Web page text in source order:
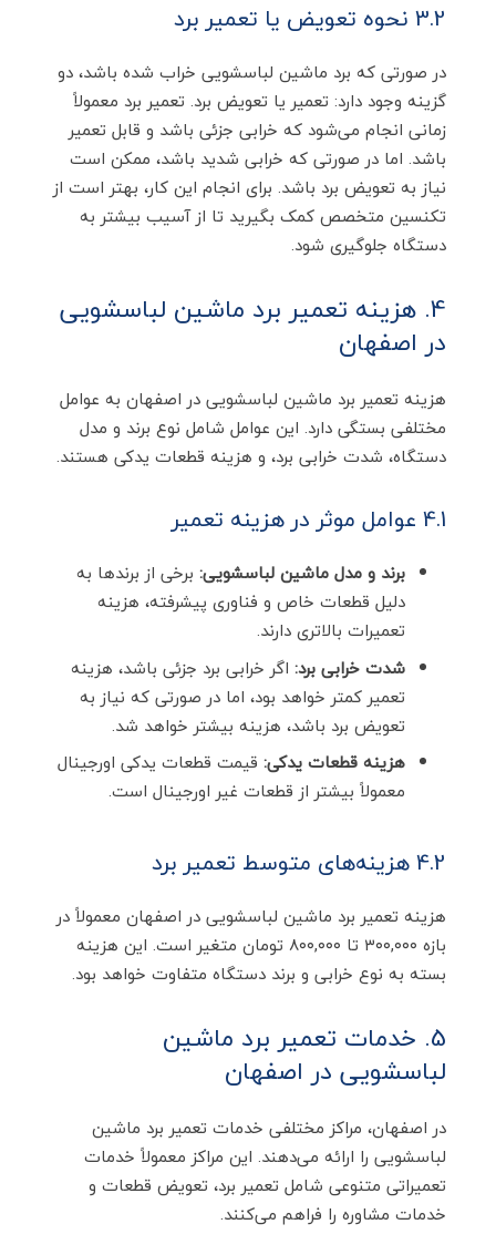
3.2 نحوه تعویض یا تعمیر برد
در صورتی که برد ماشین لباسشویی خراب شده باشد، دو
گزینه وجود دارد: تعمیر یا تعویض برد. تعمیر برد معمولاً
زمانی انجام می‌شود که خرابی جزئی باشد و قابل تعمیر
باشد. اما در صورتی که خرابی شدید باشد، ممکن است
نیاز به تعویض برد باشد. برای انجام این کار، بهتر است از
تکنسین متخصص کمک بگیرید تا از آسیب بیشتر به
دستگاه جلوگیری شود.
4. هزینه تعمیر برد ماشین لباسشویی
در اصفهان
هزینه تعمیر برد ماشین لباسشویی در اصفهان به عوامل
مختلفی بستگی دارد. این عوامل شامل نوع برند و مدل
دستگاه، شدت خرابی برد، و هزینه قطعات یدکی هستند.
4.1 عوامل موثر در هزینه تعمیر
برند و مدل ماشین لباسشویی: برخی از برندها به
دلیل قطعات خاص و فناوری پیشرفته، هزینه
تعمیرات بالاتری دارند.
شدت خرابی برد: اگر خرابی برد جزئی باشد، هزینه
تعمیر کمتر خواهد بود، اما در صورتی که نیاز به
تعویض برد باشد، هزینه بیشتر خواهد شد.
هزینه قطعات یدکی: قیمت قطعات یدکی اورجینال
معمولاً بیشتر از قطعات غیر اورجینال است.
4.2 هزینه‌های متوسط تعمیر برد
هزینه تعمیر برد ماشین لباسشویی در اصفهان معمولاً در
بازه ۳۰۰,۰۰۰ تا ۸۰۰,۰۰۰ تومان متغیر است. این هزینه
بسته به نوع خرابی و برند دستگاه متفاوت خواهد بود.
5. خدمات تعمیر برد ماشین
لباسشویی در اصفهان
در اصفهان، مراکز مختلفی خدمات تعمیر برد ماشین
لباسشویی را ارائه می‌دهند. این مراکز معمولاً خدمات
تعمیراتی متنوعی شامل تعمیر برد، تعویض قطعات و
خدمات مشاوره را فراهم می‌کنند.